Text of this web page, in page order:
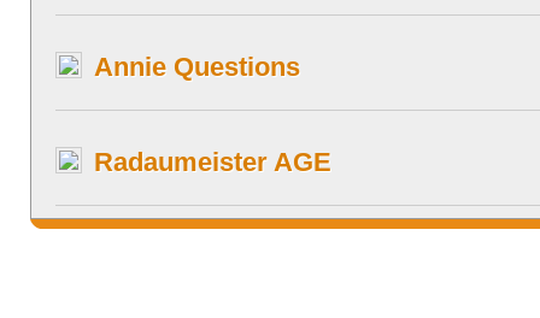
Annie Questions
Radaumeister AGE